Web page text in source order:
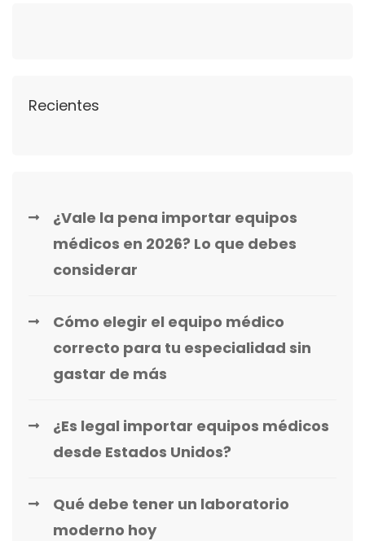
Recientes
¿Vale la pena importar equipos
médicos en 2026? Lo que debes
considerar
Cómo elegir el equipo médico
correcto para tu especialidad sin
gastar de más
¿Es legal importar equipos médicos
desde Estados Unidos?
Qué debe tener un laboratorio
moderno hoy